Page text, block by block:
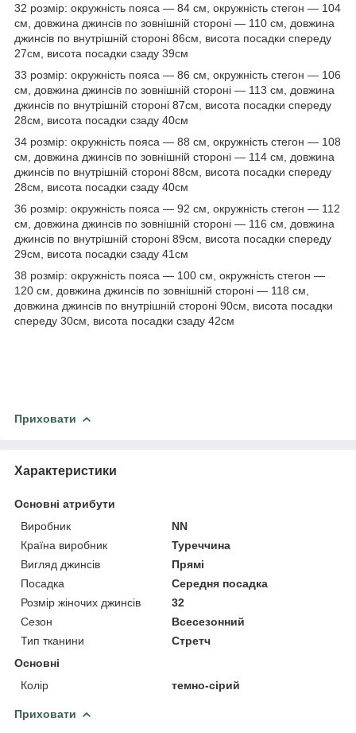
32 розмір: окружність пояса — 84 см, окружність стегон — 104
см, довжина джинсів по зовнішній стороні — 110 см, довжина
джинсів по внутрішній стороні 86см, висота посадки спереду
27см, висота посадки сзаду 39см
33 розмір: окружність пояса — 86 см, окружність стегон — 106
см, довжина джинсів по зовнішній стороні — 113 см, довжина
джинсів по внутрішній стороні 87см, висота посадки спереду
28см, висота посадки сзаду 40см
34 розмір: окружність пояса — 88 см, окружність стегон — 108
см, довжина джинсів по зовнішній стороні — 114 см, довжина
джинсів по внутрішній стороні 88см, висота посадки спереду
28см, висота посадки сзаду 40см
36 розмір: окружність пояса — 92 см, окружність стегон — 112
см, довжина джинсів по зовнішній стороні — 116 см, довжина
джинсів по внутрішній стороні 89см, висота посадки спереду
29см, висота посадки сзаду 41см
38 розмір: окружність пояса — 100 см, окружність стегон —
120 см, довжина джинсів по зовнішній стороні — 118 см,
довжина джинсів по внутрішній стороні 90см, висота посадки
спереду 30см, висота посадки сзаду 42см
Приховати
Характеристики
Основні атрибути
Виробник
NN
Країна виробник
Туреччина
Вигляд джинсів
Прямі
Посадка
Середня посадка
Розмір жіночих джинсів
32
Сезон
Всесезонний
Тип тканини
Стретч
Основні
Колір
темно-сірий
Приховати